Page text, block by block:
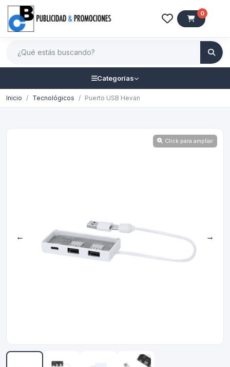
0
Categorías
Inicio Tecnológicos Puerto USB Hevan
Click para ampliar
← →